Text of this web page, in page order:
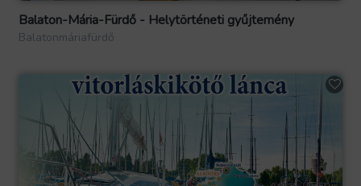
Balaton-Mária-Fürdő - Helytörténeti gyűjtemény
Balatonmáriafürdő